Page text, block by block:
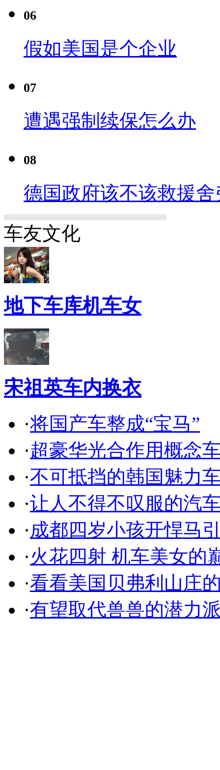
06
假如美国是个企业
07
遭遇强制续保怎么办
08
德国政府该不该救援舍
车友文化
地下车库机车女
宋祖英车内换衣
·将国产车整成“宝马”
·超豪华光合作用概念
·不可抵挡的韩国魅力
·让人不得不叹服的汽
·成都四岁小孩开悍马
·火花四射 机车美女的
·看看美国贝弗利山庄
·有望取代兽兽的潜力